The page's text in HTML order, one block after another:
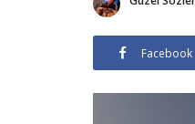
Facebook